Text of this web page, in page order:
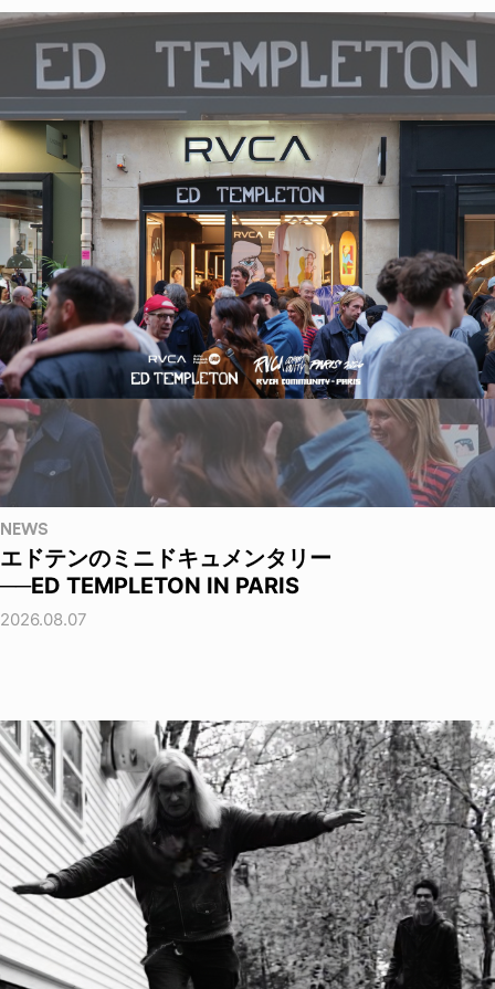
NEWS
エドテンのミニドキュメンタリー
──ED TEMPLETON IN PARIS
2026.08.07